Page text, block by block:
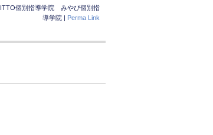
ITTO個別指導学院 みやび個別指
導学院 | Perma Link